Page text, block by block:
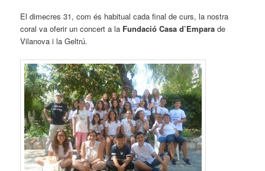
El dimecres 31, com és habitual cada final de curs, la nostra
coral va oferir un concert a la Fundació Casa d’Empara de
Vilanova i la Geltrú.